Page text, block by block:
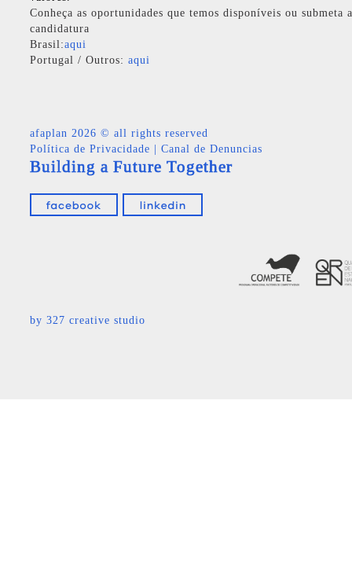
Conheça as oportunidades que temos disponíveis ou submeta
candidatura
Brasil:aqui
Portugal / Outros: aqui
afaplan 2026 © all rights reserved
Política de Privacidade
Canal de Denuncias
Building a Future Together
by 327 creative studio